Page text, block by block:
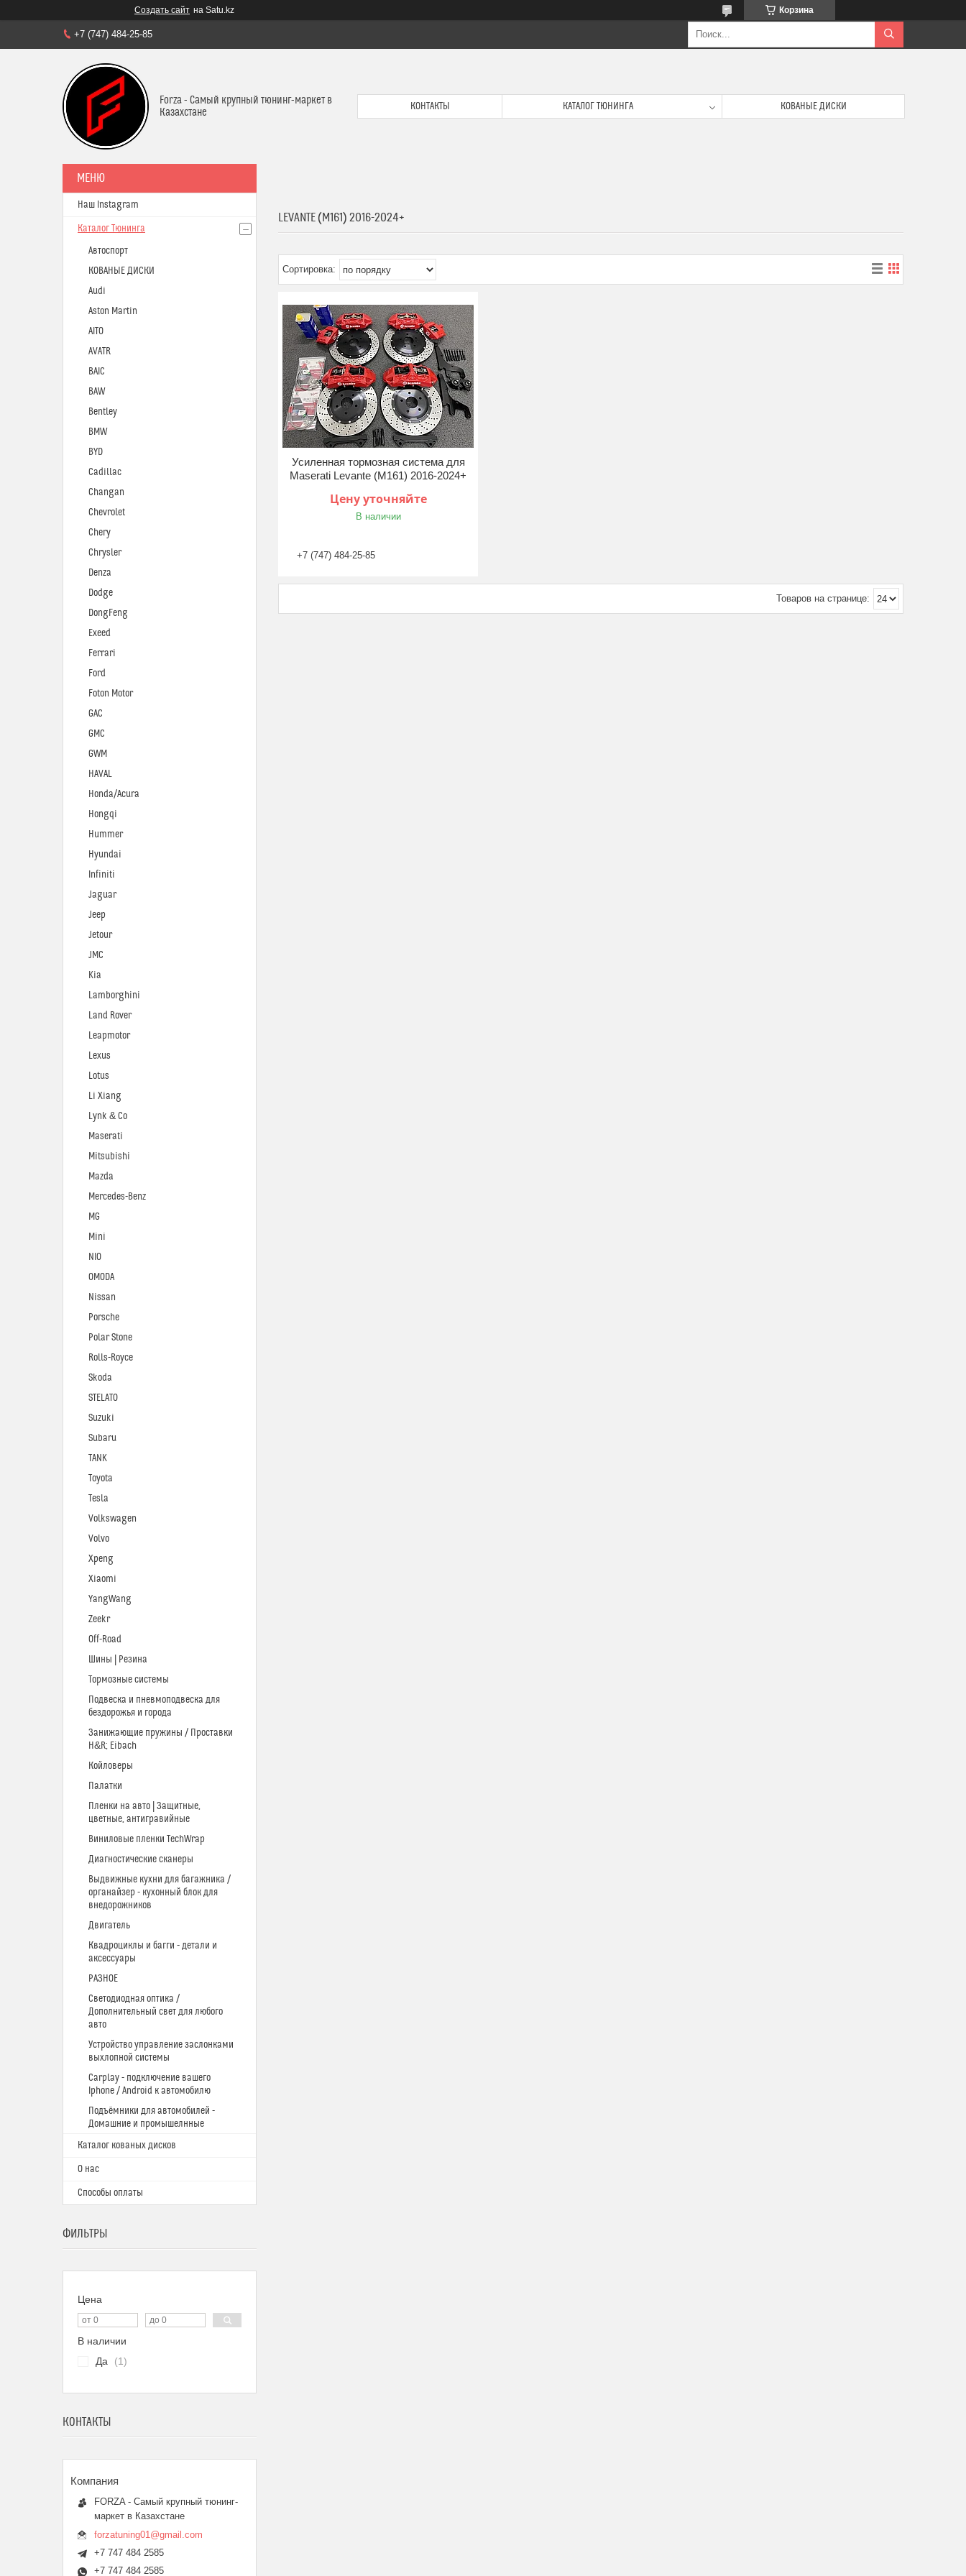
Создать сайт на Satu.kz Корзина
+7 (747) 484-25-85
Forza - Самый крупный тюнинг-маркет в
Казахстане
КОНТАКТЫ КАТАЛОГ ТЮНИНГА КОВАНЫЕ ДИСКИ
LEVANTE (M161) 2016-2024+
Усиленная тормозная система для
Maserati Levante (M161) 2016-2024+
Цену уточняйте
В наличии
+7 (747) 484-25-85
Наш Instagram
Каталог Тюнинга
Автоспорт
КОВАНЫЕ ДИСКИ
Audi
Aston Martin
AITO
AVATR
BAIC
BAW
Bentley
BMW
BYD
Cadillac
Changan
Chevrolet
Chery
Chrysler
Denza
Dodge
DongFeng
Exeed
Ferrari
Ford
Foton Motor
GAC
GMC
GWM
HAVAL
Honda/Acura
Hongqi
Hummer
Hyundai
Infiniti
Jaguar
Jeep
Jetour
JMC
Kia
Lamborghini
Land Rover
Leapmotor
Lexus
Lotus
Li Xiang
Lynk & Co
Maserati
Mitsubishi
Mazda
Mercedes-Benz
MG
Mini
NIO
OMODA
Nissan
Porsche
Polar Stone
Rolls-Royce
Skoda
STELATO
Suzuki
Subaru
TANK
Toyota
Tesla
Volkswagen
Volvo
Xpeng
Xiaomi
YangWang
Zeekr
Off-Road
Шины | Резина
Тормозные системы
Подвеска и пневмоподвеска для
бездорожья и города
Занижающие пружины / Проставки
H&R; Eibach
Койловеры
Палатки
Пленки на авто | Защитные,
цветные, антигравийные
Виниловые пленки TechWrap
Диагностические сканеры
Выдвижные кухни для багажника /
органайзер - кухонный блок для
внедорожников
Двигатель
Квадроциклы и багги - детали и
аксессуары
РАЗНОЕ
Светодиодная оптика /
Дополнительный свет для любого
авто
Устройство управление заслонками
выхлопной системы
Carplay - подключение вашего
Iphone / Android к автомобилю
Подъёмники для автомобилей -
Домашние и промышелнные
Каталог кованых дисков
О нас
Способы оплаты
ФИЛЬТРЫ
Цена
В наличии
Да
1
КОНТАКТЫ
FORZA - Самый крупный тюнинг-
маркет в Казахстане
forzatuning01@gmail.com
+7 747 484 2585
+7 747 484 2585